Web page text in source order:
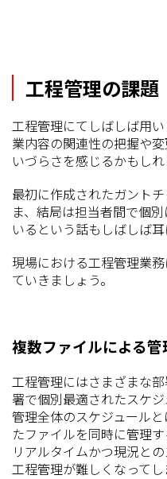
工程管理の課題
工程管理にてしばしば用
業内容の関連性の把握や
いづらさを感じるかもしれ
最初に作成されたガント
ま、結局は担当者間で個
いるという話もしばしば耳
現場における工程管理業
ていきましょう。
複数ファイルによる管
工程管理にはさまざまな
署で個別最適されたスケ
管理全体のスケジュール
たファイルを同時に管理
リアルタイムかつ現況と
工程管理が難しくなってし